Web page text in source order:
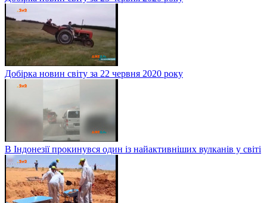
Добірка новин світу за 22 червня 2020 року
В Індонезії прокинувся один із найактивніших вулканів у світі